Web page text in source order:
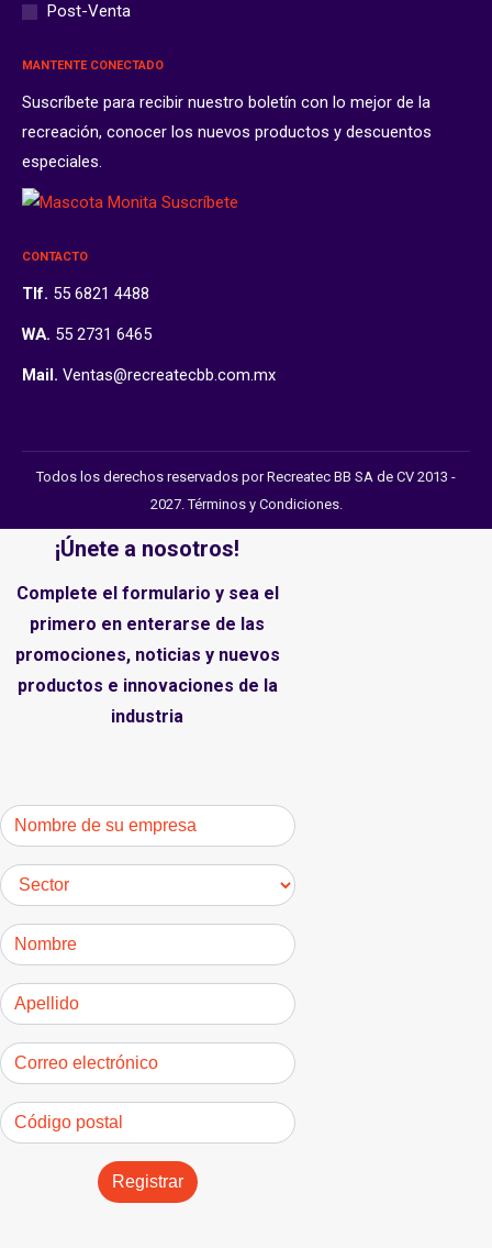
Post-Venta
MANTENTE CONECTADO
Suscríbete para recibir nuestro boletín con lo mejor de la
recreación, conocer los nuevos productos y descuentos
especiales.
CONTACTO
Tlf. 55 6821 4488
WA. 55 2731 6465
Mail. Ventas@recreatecbb.com.mx
Todos los derechos reservados por Recreatec BB SA de CV 2013 -
2027.Términos y Condiciones.
¡Únete a nosotros!
Complete el formulario y sea el
primero en enterarse de las
promociones, noticias y nuevos
productos e innovaciones de la
industria